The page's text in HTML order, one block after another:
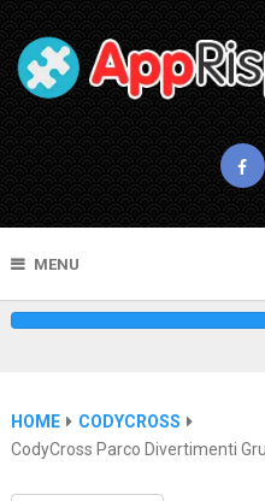
MENU
HOME
CODYCROSS
CodyCross Parco Divertimenti